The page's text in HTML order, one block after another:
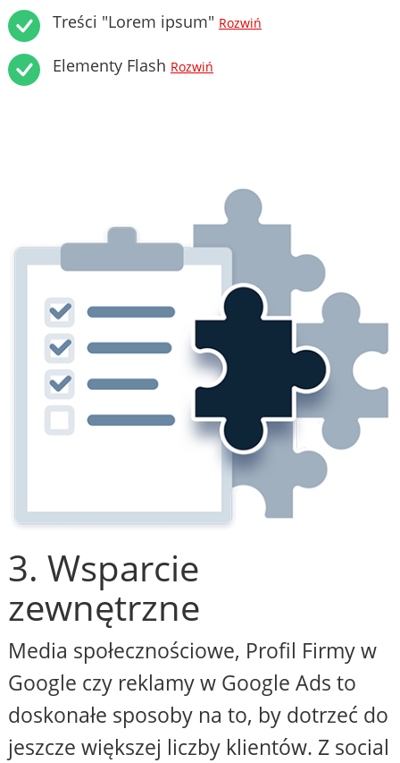
Treści "Lorem ipsum" Rozwiń
Elementy Flash Rozwiń
3. Wsparcie
zewnętrzne
Media społecznościowe, Profil Firmy w
Google czy reklamy w Google Ads to
doskonałe sposoby na to, by dotrzeć do
jeszcze większej liczby klientów. Z social